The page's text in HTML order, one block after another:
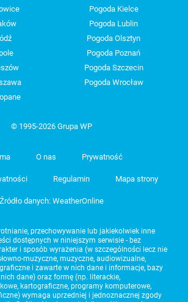
Pogoda Kielce
Pogoda Lublin
Pogoda Olsztyn
Pogoda Poznań
Pogoda Szczecin
Pogoda Wrocław
© 1995-2026 Grupa WP
O nas Prywatność
Regulamin Mapa strony
Źródło danych: WeatherOnline
przechowywanie lub jakiekolwiek inne
dostępnych w niniejszym serwisie - bez
i sposób wyrażenia (w szczególności lecz nie
muzyczne, muzyczne, audiowizualne,
i zawarte w nich dane i informacje, bazy
dane) oraz formę (np. literackie,
kartograficzne, programy komputerowe,
wymaga uprzedniej i jednoznacznej zgody